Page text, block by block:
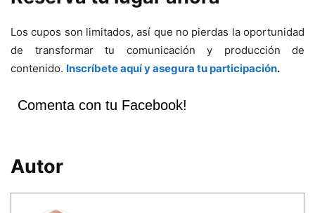
Los cupos son limitados, así que no pierdas la oportunidad
de transformar tu comunicación y producción de
contenido. Inscríbete aquí y asegura tu participación.
Comenta con tu Facebook!
Autor